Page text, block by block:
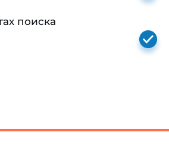
поиска